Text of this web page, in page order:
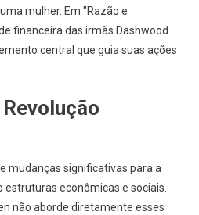
mulher. Em "Razão e
financeira das irmãs Dashwood
central que guia suas ações
mudanças significativas para a
econômicas e sociais.
não aborde diretamente esses